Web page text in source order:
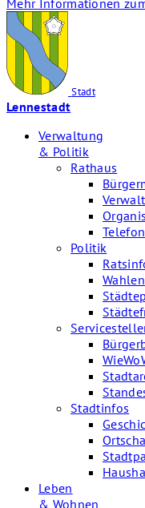
Stadt
Lennestadt
Verwaltung
& Politik
Rathaus
Politik
Wahlen
Stadtinfos
Leben
& Wohnen